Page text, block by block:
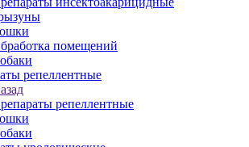
помещений
репеллентные
репеллентные